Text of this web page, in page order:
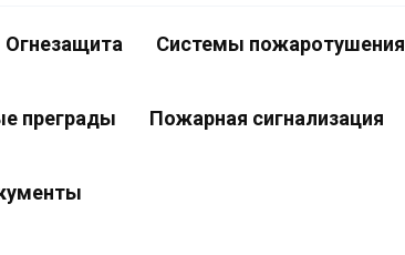
Огнезащита Системы пожаротушения
преграды Пожарная сигнализация